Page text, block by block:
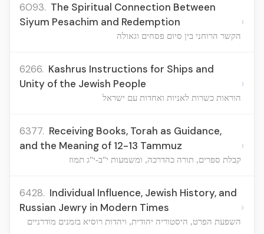
6093. The Spiritual Connection Between
Siyum Pesachim and Redemption
הקשר הרוחני בין סיום פסחים וגאולה
›
6266. Kashrus Instructions for Ships and
Unity of the Jewish People
הוראות כשרות לאניות ואחדות עם ישראל
›
6377. Receiving Books, Torah as Guidance,
and the Meaning of 12-13 Tammuz
קבלת ספרים, תורה כהדרכה, ומשמעות י"ב-י"ג תמוז
›
6428. Individual Influence, Jewish History, and
Russian Jewry in Modern Times
השפעת הפרט, היסטוריה יהודית, ויהדות רוסיא בזמנים מודרניים
›